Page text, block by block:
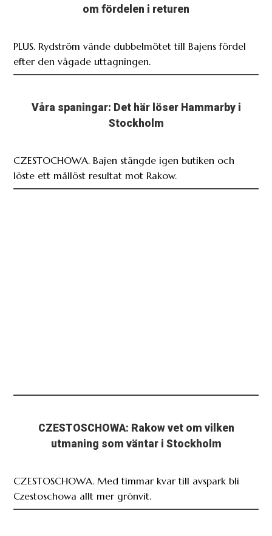
om fördelen i returen
PLUS. Rydström vände dubbelmötet till Bajens fördel
efter den vågade uttagningen.
Våra spaningar: Det här löser Hammarby i
Stockholm
CZESTOCHOWA. Bajen stängde igen butiken och
löste ett mållöst resultat mot Rakow.
CZESTOSCHOWA: Rakow vet om vilken
utmaning som väntar i Stockholm
CZESTOSCHOWA. Med timmar kvar till avspark bli
Czestoschowa allt mer grönvit.